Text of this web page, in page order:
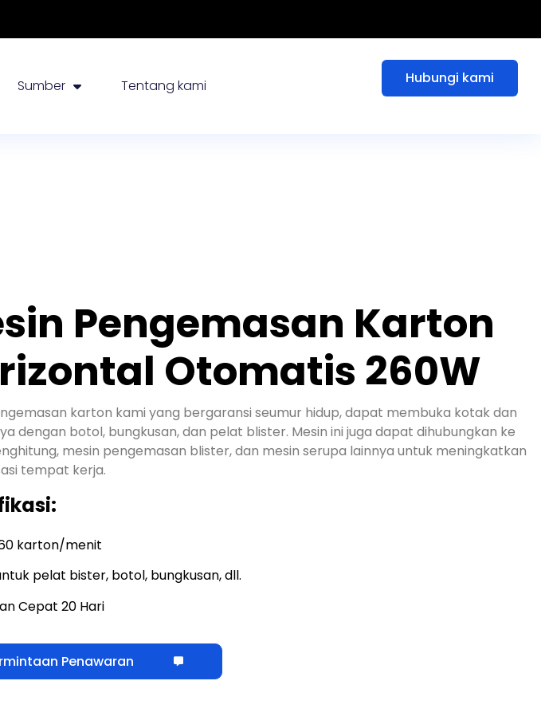
Sumber Tentang kami Hubungi kami
Pengemasan Karton
Otomatis 260W
karton kami yang bergaransi seumur hidup, dapat membuka kotak dan
dengan botol, bungkusan, dan pelat blister. Mesin ini juga dapat dihubungkan ke
mesin pengemasan blister, dan mesin serupa lainnya untuk meningkatkan
tempat kerja.
karton/menit
pelat bister, botol, bungkusan, dll.
Cepat 20 Hari
Penawaran